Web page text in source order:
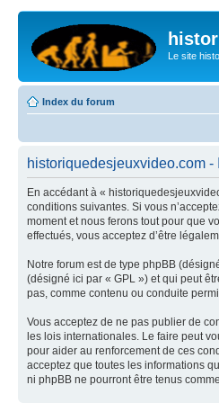
Le site
Index du forum
historiquedesjeuxvideo.com -
En accédant à «
conditions suivantes. Si vous
moment et nous ferons tout pour que
effectués, vous acceptez d’être
Notre forum est de type phpBB
(désigné ici par « GPL ») et qui peut
pas, comme contenu ou conduite
Vous acceptez de ne pas publier de
les lois internationales. Le faire peut
pour aider au renforcement de ces
acceptez que toutes les informations
ni phpBB ne pourront être tenus